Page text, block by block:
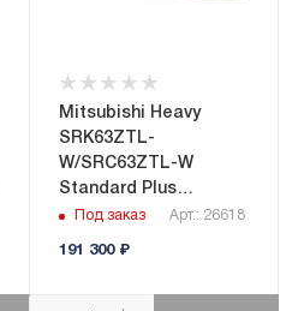
Mitsubishi Heavy
SRK63ZTL-
W/SRC63ZTL-W
Standard Plus
настенная сплит-
Под заказ Арт.: 26618
191 300₽